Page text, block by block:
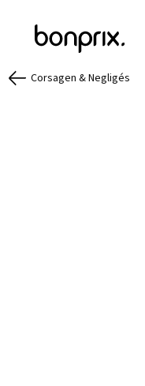
Corsagen & Negligés